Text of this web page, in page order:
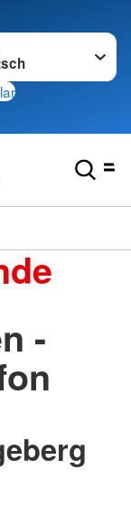
wechseln zu
-